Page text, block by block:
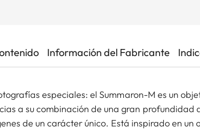
Información del Fabricante
especiales: el Summaron-M es un
a su combinación de una gran profundidad
de un carácter único. Está inspirado en un